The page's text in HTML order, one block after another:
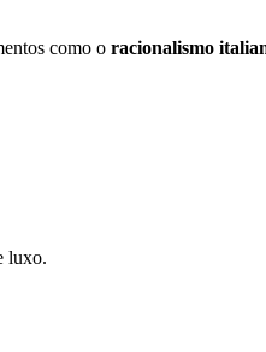
como o racionalismo
luxo.